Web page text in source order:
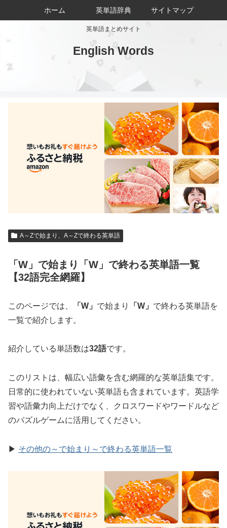
英単語まとめサイト
English Words
ホーム 英単語辞典 サイトマップ
A～Zで始まり、A～Zで終わる英単語
「W」で始まり「W」で終わる英単語一覧
【32語完全網羅】
このページでは、 「W」 で始まり 「W」 で終わる英単語を
一覧で紹介します。
紹介している単語数は32語です。
このリストは、幅広い語彙を含む網羅的な英単語集です。
日常的に使われていない英単語も含まれています。英語学
習や語彙力向上だけでなく、クロスワードやワードルなど
のパズルゲームに活用してください。
▶ その他の～で始まり～で終わる英単語一覧